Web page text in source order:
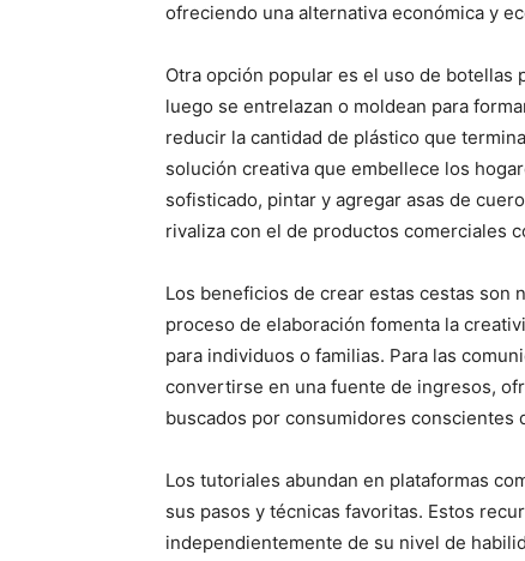
ofreciendo una alternativa económica y
Otra opción popular es el uso de botellas
luego se entrelazan o moldean para
reducir la cantidad de plástico que
solución creativa que embellece los
sofisticado, pintar y agregar asas de
rivaliza con el de productos comerciales
Los beneficios de crear estas cestas son
proceso de elaboración fomenta la
para individuos o familias. Para las
convertirse en una fuente de ingresos,
buscados por consumidores conscientes
Los tutoriales abundan en plataformas
sus pasos y técnicas favoritas. Estos
independientemente de su nivel de